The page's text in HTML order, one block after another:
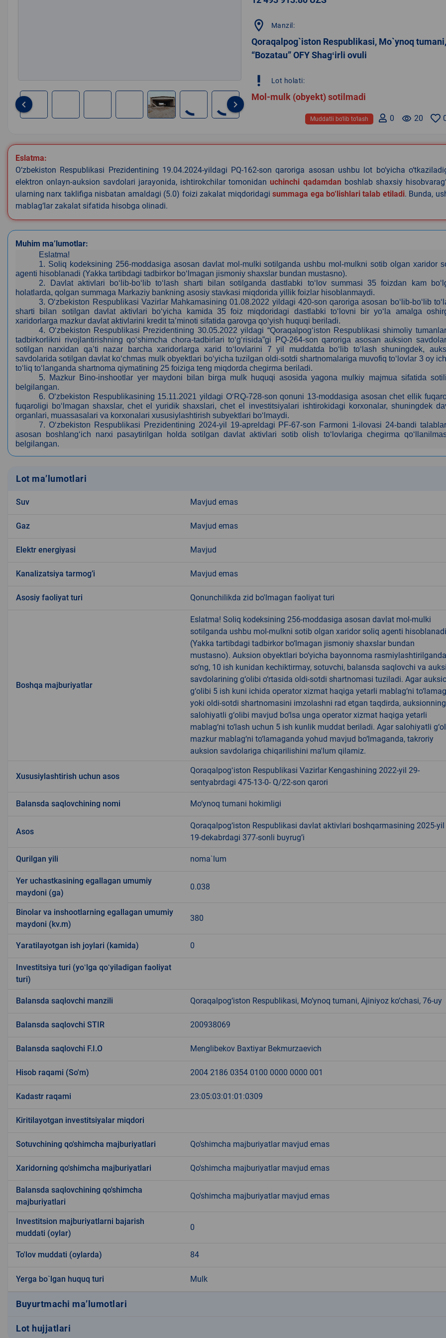
of
7
keyboard_arrow_left keyboard_arrow_right
location_on Manzil:
Qoraqalpog`iston Respublikasi, Mo`ynoq tumani,
“Bozatau” OFY Shagʻirli ovuli
priority_high Lot holati:
Mol-mulk (obyekt) sotilmadi
remove_red_eye 20
0
Muddatli bo‘lib to‘lash
Eslatma:
O‘zbekiston Respublikasi Prezidentining 19.04.2024-yildagi PQ-162-son qaroriga asosan ushbu lot bo‘yicha
elektron onlayn-auksion savdolari jarayonida, ishtirokchilar tomonidanuchinchi qadamdan boshlab shaxsiy
ularning narx taklifiga nisbatan amaldagi (5.0) foizi zakalat miqdoridagisummaga ega bo‘lishlari talab etiladi. Bunda,
mablag‘lar zakalat sifatida hisobga olinadi.
Muhim ma’lumotlar:
Eslatma!
1. Soliq kodeksining 256-moddasiga asosan davlat mol-mulki sotilganda ushbu mol-mulkni sotib olgan xaridor
agenti hisoblanadi (Yakka tartibdagi tadbirkor bo‘lmagan jismoniy shaxslar bundan mustasno).
2.
Davlat aktivlari bo‘lib-bo‘lib to‘lash sharti bilan sotilganda dastlabki to‘lov summasi 35 foizdan kam
holatlarda, qolgan summaga Markaziy bankning asosiy stavkasi miqdorida yillik foizlar hisoblanmaydi.
3. O‘zbekiston Respublikasi Vazirlar Mahkamasining 01.08.2022 yildagi 420-son qaroriga asosan bo‘lib-bo‘lib
sharti bilan sotilgan davlat aktivlari bo‘yicha kamida 35 foiz miqdoridagi dastlabki to‘lovni bir yo‘la amalga
xaridorlarga mazkur davlat aktivlarini kredit ta’minoti sifatida garovga qo‘yish huquqi beriladi.
4. O‘zbekiston Respublikasi Prezidentining 30.05.2022 yildagi “Qoraqalpog‘iston Respublikasi shimoliy
tadbirkorlikni rivojlantirishning qo‘shimcha chora-tadbirlari to‘g‘risida”gi PQ-264-son qaroriga asosan auksion
sotilgan narxidan qa’ti nazar barcha xaridorlarga xarid to‘lovlarini 7 yil muddatda bo‘lib to‘lash shuningdek,
savdolarida sotilgan davlat ko‘chmas mulk obyektlari bo‘yicha tuzilgan oldi-sotdi shartnomalariga muvofiq to‘lovlar 3 oy
to‘liq to‘langanda shartnoma qiymatining 25 foiziga teng miqdorda chegirma beriladi.
5. Mazkur Bino-inshootlar yer maydoni bilan birga mulk huquqi asosida yagona mulkiy majmua sifatida
belgilangan.
6. O‘zbekiston Respublikasining 15.11.2021 yildagi O‘RQ-728-son qonuni 13-moddasiga asosan сhet ellik
fuqaroligi bo‘lmagan shaxslar, chet el yuridik shaxslari, chet el investitsiyalari ishtirokidagi korxonalar, shuningdek
organlari, muassasalari va korxonalari xususiylashtirish subyektlari bo‘lmaydi.
7.O‘zbekiston Respublikasi Prezidentining 2024-yil 19-apreldagi PF-67-son Farmoni 1-ilovasi 24-bandi
asosan boshlang‘ich narxi pasaytirilgan holda sotilgan davlat aktivlari sotib olish to‘lovlariga chegirma
belgilangan.
Lot ma’lumotlari
Suv Mavjud emas
Gaz Mavjud emas
Elektr energiyasi Mavjud
Kanalizatsiya tarmogʼi Mavjud emas
Аsosiy faoliyat turi Qonunchilikda zid bo'lmagan faoliyat turi
Boshqa majburiyatlar
Eslatma! Soliq kodeksining 256-moddasiga asosan davlat mol-mulki
sotilganda ushbu mol-mulkni sotib olgan xaridor soliq agenti hisoblanadi
(Yakka tartibdagi tadbirkor bo‘lmagan jismoniy shaxslar bundan
mustasno). Auksion obyektlari bo‘yicha bayonnoma
so‘ng, 10 ish kunidan kechiktirmay, sotuvchi, balansda saqlovchi va
savdolarining g‘olibi o‘rtasida oldi-sotdi shartnomasi tuziladi. Agar
g‘olibi 5 ish kuni ichida operator xizmat haqiga yetarli mablag‘ni
yoki oldi-sotdi shartnomasini imzolashni rad etgan taqdirda, auksionning
salohiyatli g‘olibi mavjud bo‘lsa unga operator xizmat haqiga yetarli
mablag‘ni to‘lash uchun 5 ish kunlik muddat beriladi. Agar salohiyatli
mazkur mablag‘ni to‘lamaganda yohud mavjud bo‘lmaganda, takroriy
auksion savdolariga chiqarilishini ma'lum qilamiz.
Xususiylashtirish uchun asos
Qoraqalpogʻiston Respublikasi Vazirlar Kengashining 2022-yil 29-
sentyabrdagi 475-13-0- Q/22-son qarori
Balansda saqlovchining nomi Mo‘ynoq tumani hokimligi
Asos
Qoraqalpog‘iston Respublikasi davlat aktivlari boshqarmasining 2025-yil
19-dekabrdagi 377-sonli buyrug’i
Qurilgan yili noma`lum
Yer uchastkasining egallagan umumiy
maydoni (ga)
0.038
Binolar va inshootlarning egallagan umumiy
maydoni (kv.m)
380
Yaratilayotgan ish joylari (kamida) 0
Investitsiya turi (yoʻlga qoʻyiladigan faoliyat
turi)
Balansda saqlovchi manzili Qoraqalpog‘iston Respublikasi, Mo‘ynoq tumani, Ajiniyoz ko‘chasi, 76-uy
Balansda saqlovchi STIR 200938069
Balansda saqlovchi F.I.O Menglibekov Baxtiyar Bekmurzaevich
Hisob raqami (So'm) 2004 2186 0354 0100 0000 0000 001
Kadastr raqami 23:05:03:01:01:0309
Kiritilayotgan investitsiyalar miqdori
Sotuvchining qo'shimcha majburiyatlari Qo'shimcha majburiyatlar mavjud emas
Xaridorning qo'shimcha majburiyatlari Qo'shimcha majburiyatlar mavjud emas
Balansda saqlovchining qo'shimcha
majburiyatlari
Qo'shimcha majburiyatlar mavjud emas
Investitsion majburiyatlarni bajarish
muddati (oylar)
0
To'lov muddati (oylarda) 84
Yerga bo`lgan huquq turi Mulk
Buyurtmachi ma’lumotlari
Lot hujjatlari